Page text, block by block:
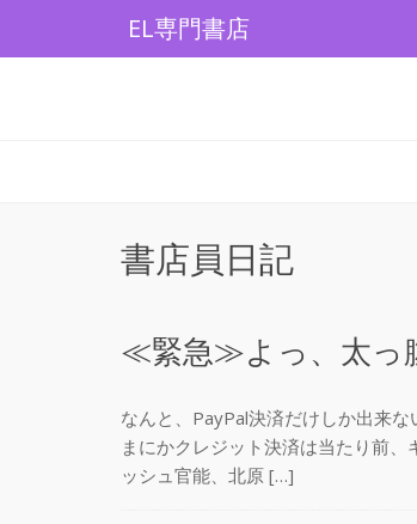
EL専門書店
書店員日記
≪緊急≫よっ、太っ
なんと、PayPal決済だけしか出来
まにかクレジット決済は当たり前
ッシュ官能、北原 […]